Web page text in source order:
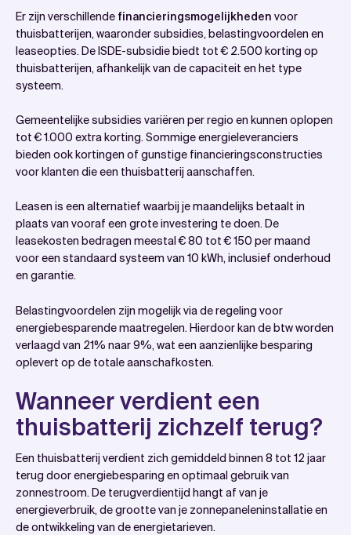
Er zijn verschillende financieringsmogelijkheden voor
thuisbatterijen, waaronder subsidies, belastingvoordelen en
leaseopties. De ISDE-subsidie biedt tot € 2.500 korting op
thuisbatterijen, afhankelijk van de capaciteit en het type
systeem.
Gemeentelijke subsidies variëren per regio en kunnen oplopen
tot € 1.000 extra korting. Sommige energieleveranciers
bieden ook kortingen of gunstige financieringsconstructies
voor klanten die een thuisbatterij aanschaffen.
Leasen is een alternatief waarbij je maandelijks betaalt in
plaats van vooraf een grote investering te doen. De
leasekosten bedragen meestal € 80 tot € 150 per maand
voor een standaard systeem van 10 kWh, inclusief onderhoud
en garantie.
Belastingvoordelen zijn mogelijk via de regeling voor
energiebesparende maatregelen. Hierdoor kan de btw worden
verlaagd van 21% naar 9%, wat een aanzienlijke besparing
oplevert op de totale aanschafkosten.
Wanneer verdient een
thuisbatterij zichzelf terug?
Een thuisbatterij verdient zich gemiddeld binnen 8 tot 12 jaar
terug door energiebesparing en optimaal gebruik van
zonnestroom. De terugverdientijd hangt af van je
energieverbruik, de grootte van je zonnepaneleninstallatie en
de ontwikkeling van de energietarieven.